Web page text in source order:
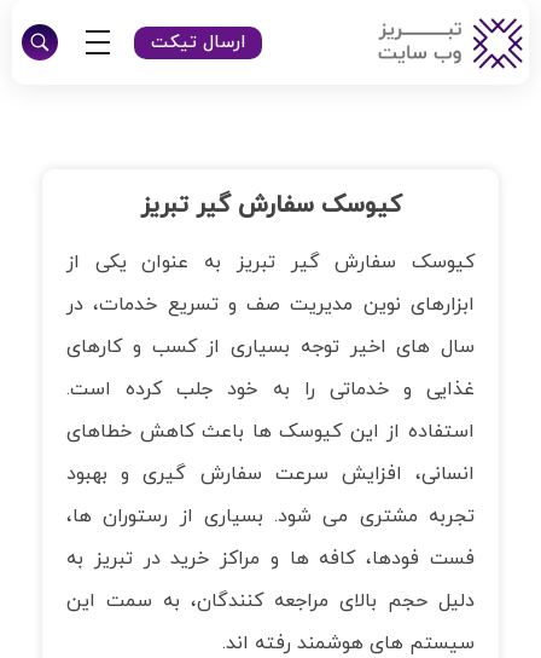
تبریز وبسایت
ارسال تیکت
کیوسک سفارش گیر تبریز
کیوسک سفارش گیر تبریز به عنوان یکی از
ابزارهای نوین مدیریت صف و تسریع خدمات، در
سال های اخیر توجه بسیاری از کسب و کارهای
غذایی و خدماتی را به خود جلب کرده است.
استفاده از این کیوسک ها باعث کاهش خطاهای
انسانی، افزایش سرعت سفارش گیری و بهبود
تجربه مشتری می شود. بسیاری از رستوران ها،
فست فودها، کافه ها و مراکز خرید در تبریز به
دلیل حجم بالای مراجعه کنندگان، به سمت این
سیستم های هوشمند رفته اند.